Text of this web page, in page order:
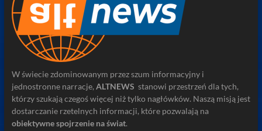
W świecie zdominowanym przez szum informacyjny i
jednostronne narracje, ALTNEWS stanowi przestrzeń dla tych,
którzy szukają czegoś więcej niż tylko nagłówków. Naszą misją jest
dostarczanie rzetelnych informacji, które pozwalają na
obiektywne spojrzenie na świat.